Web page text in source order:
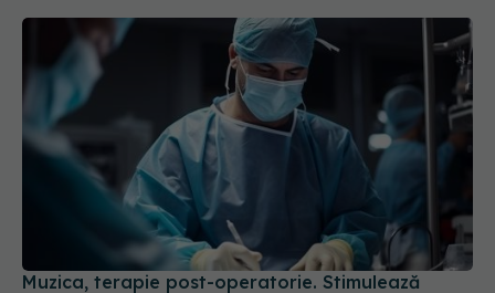
Muzica, terapie post-operatorie. Stimulează